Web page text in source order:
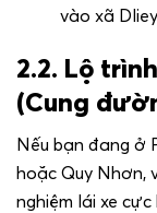
vào xã
2.2. Lộ
(Cung
Nếu bạn đang ở
hoặc Quy Nhơn,
nghiệm lái xe